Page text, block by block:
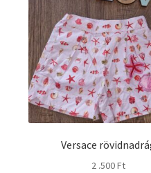
Versace
2 .500Ft